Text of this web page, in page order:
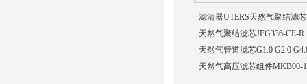
滤清器UTERS天然气聚结滤芯
天然气聚结滤芯JFG336-CE-R
天然气管道滤芯G1.0 G2.0
天然气高压滤芯组件MKB00-